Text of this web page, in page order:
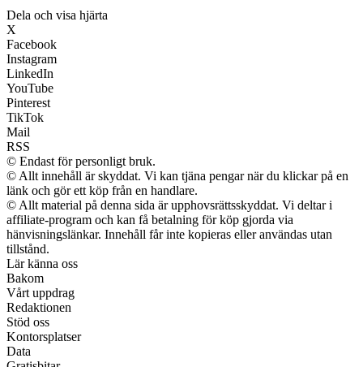
Dela och visa hjärta
X
Facebook
Instagram
LinkedIn
YouTube
Pinterest
TikTok
Mail
RSS
© Endast för personligt bruk.
© Allt innehåll är skyddat. Vi kan tjäna pengar när du klickar på en
länk och gör ett köp från en handlare.
© Allt material på denna sida är upphovsrättsskyddat. Vi deltar i
affiliate-program och kan få betalning för köp gjorda via
hänvisningslänkar. Innehåll får inte kopieras eller användas utan
tillstånd.
Lär känna oss
Bakom
Vårt uppdrag
Redaktionen
Stöd oss
Kontorsplatser
Data